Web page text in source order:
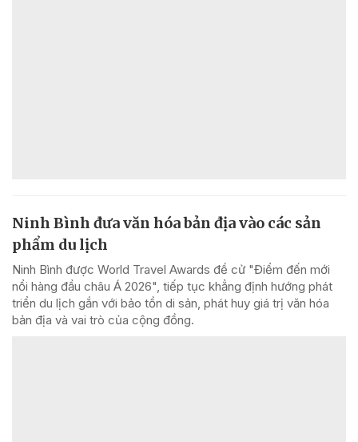
Ninh Bình đưa văn hóa bản địa vào các sản
phẩm du lịch
Ninh Bình được World Travel Awards đề cử "Điểm đến mới
nổi hàng đầu châu Á 2026", tiếp tục khẳng định hướng phát
triển du lịch gắn với bảo tồn di sản, phát huy giá trị văn hóa
bản địa và vai trò của cộng đồng.